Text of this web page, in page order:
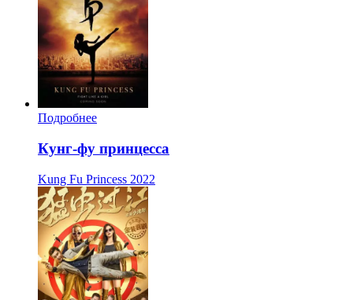
Подробнее
Кунг-фу принцесса
Kung Fu Princess 2022